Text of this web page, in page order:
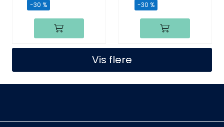
-30 % -30 %
Vis flere